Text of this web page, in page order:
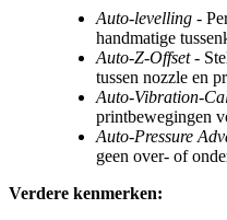
Auto-levelling -
handmatige
Auto-Z-Offset-
tussen nozzle en
Auto-Vibration-
printbewegingen
Auto-Pressure
geen over- of
Verdere kenmerken: